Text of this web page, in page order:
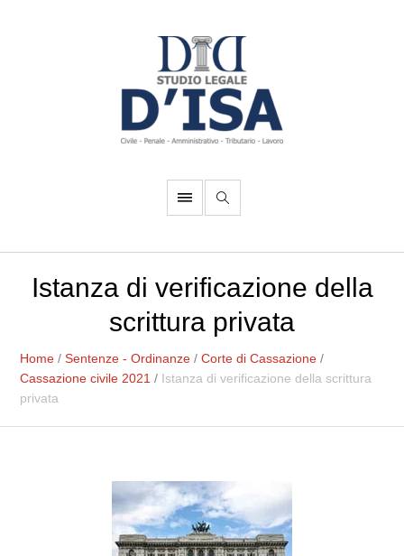
Istanza di verificazione della
scrittura privata
Home /Sentenze - Ordinanze /Corte di Cassazione /
Cassazione civile 2021 / Istanza di verificazione della scrittura
privata